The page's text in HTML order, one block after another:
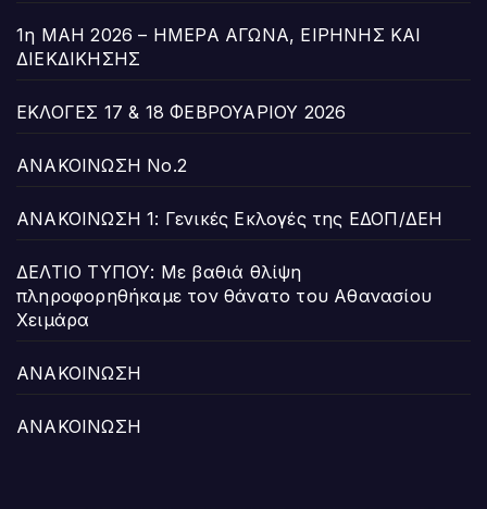
1η ΜΑΗ 2026 – ΗΜΕΡΑ ΑΓΩΝΑ, ΕΙΡΗΝΗΣ ΚΑΙ
ΔΙΕΚΔΙΚΗΣΗΣ
ΕΚΛΟΓΕΣ 17 & 18 ΦΕΒΡΟΥΑΡΙΟΥ 2026
ΑΝΑΚΟΙΝΩΣΗ Νο.2
ΑΝΑΚΟΙΝΩΣΗ 1: Γενικές Εκλογές της ΕΔΟΠ/ΔΕΗ
ΔΕΛΤΙΟ ΤΥΠΟΥ: Με βαθιά θλίψη
πληροφορηθήκαμε τον θάνατο του Αθανασίου
Χειμάρα
ΑΝΑΚΟΙΝΩΣΗ
ΑΝΑΚΟΙΝΩΣΗ